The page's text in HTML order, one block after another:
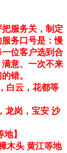
服务关，制定
务口号是：慢
位客户选到合
意、一次不来
错。
白云，花都等
龙岗，宝安 沙
】
木头 黄江等地